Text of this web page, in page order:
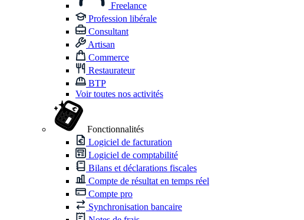
Freelance
Profession libérale
Consultant
Artisan
Commerce
Restaurateur
BTP
Voir toutes nos activités
Fonctionnalités
Logiciel de facturation
Logiciel de comptabilité
Bilans et déclarations fiscales
Compte de résultat en temps réel
Compte pro
Synchronisation bancaire